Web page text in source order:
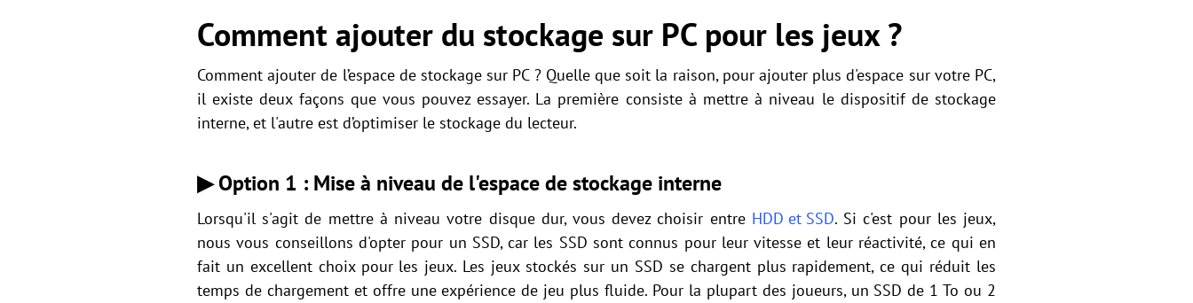
Comment ajouter du stockage sur PC pour les jeux ?
Comment ajouter de l’espace de stockage sur PC ? Quelle que soit la raison, pour ajouter plus d'espace sur votre PC,
il existe deux façons que vous pouvez essayer. La première consiste à mettre à niveau le dispositif de stockage
interne, et l'autre est d’optimiser le stockage du lecteur.
▶ Option 1 : Mise à niveau de l'espace de stockage interne
Lorsqu'il s'agit de mettre à niveau votre disque dur, vous devez choisir entre HDD et SSD. Si c'est pour les jeux,
nous vous conseillons d'opter pour un SSD, car les SSD sont connus pour leur vitesse et leur réactivité, ce qui en
fait un excellent choix pour les jeux. Les jeux stockés sur un SSD se chargent plus rapidement, ce qui réduit les
temps de chargement et offre une expérience de jeu plus fluide. Pour la plupart des joueurs, un SSD de 1 To ou 2